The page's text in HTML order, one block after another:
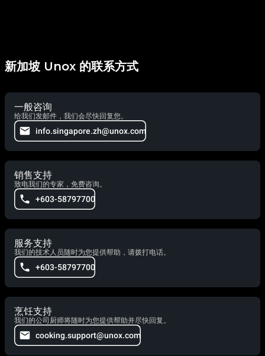
新加坡 Unox 的联系方式
一般咨询
给我们发邮件，我们会尽快回复您。
info.singapore.zh@unox.com
销售支持
致电我们的专家，免费咨询。
+603-58797700
服务支持
我们的技术人员随时为您提供帮助，请拨打电话。
+603-58797700
烹饪支持
我们的公司厨师将随时为您提供帮助并尽快回复。
cooking.support@unox.com